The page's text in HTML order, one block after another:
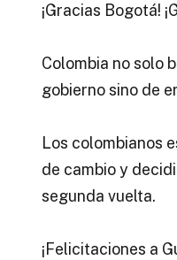
¡Gracias Bogotá!
Colombia no solo
gobierno sino de
Los colombianos
de cambio y
segunda vuelta.
¡Felicitaciones a